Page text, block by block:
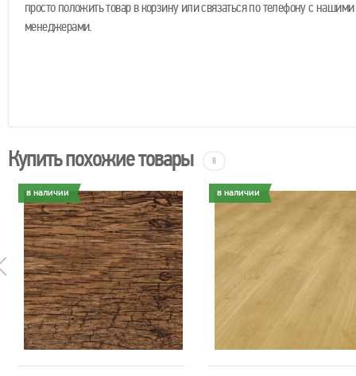
просто положить товар в корзину или связаться по телефону с нашими
менеджерами.
Купить похожие товары 8
в наличии в наличии